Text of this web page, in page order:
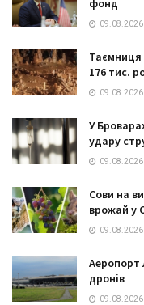
фонд
09.08.2026
Таємниця
176 тис.
09.08.2026
У
удару
09.08.2026
Сови на
врожай у
09.08.2026
Аеропорт
дронів
09.08.2026